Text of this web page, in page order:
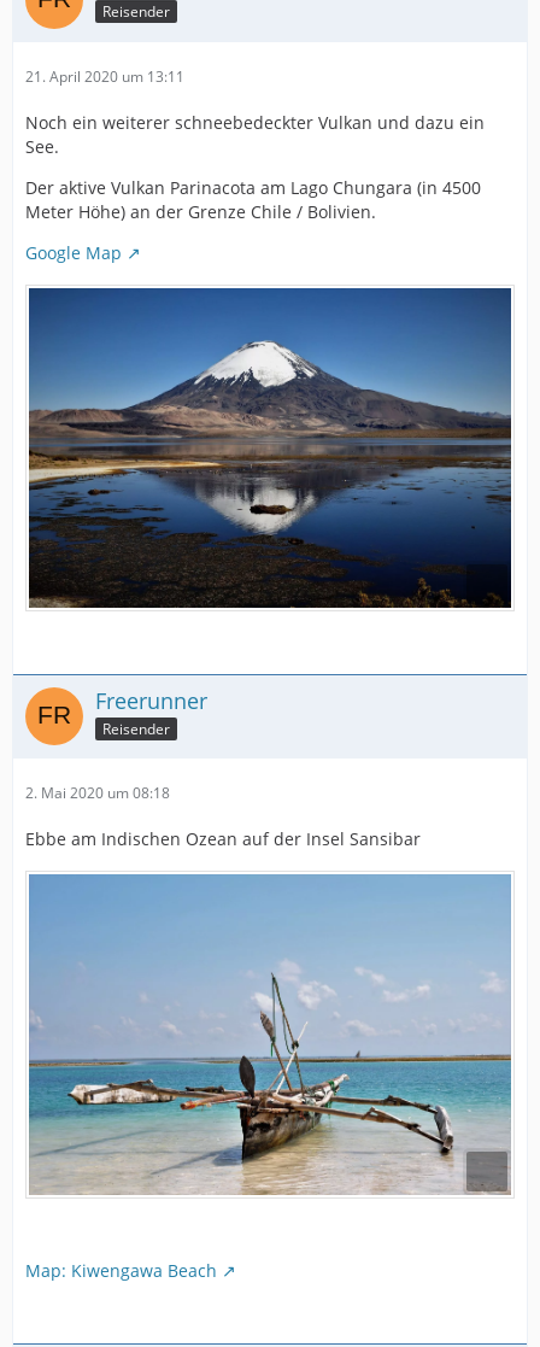
Reisender
21. April 2020 um 13:11
Noch ein weiterer schneebedeckter Vulkan und dazu ein
See.
Der aktive Vulkan Parinacota am Lago Chungara (in 4500
Meter Höhe) an der Grenze Chile / Bolivien.
Google Map
Freerunner
Reisender
2. Mai 2020 um 08:18
Ebbe am Indischen Ozean auf der Insel Sansibar
Map: Kiwengawa Beach